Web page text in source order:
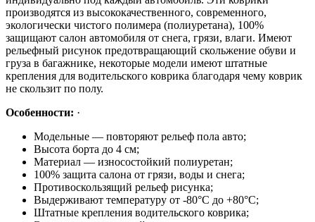
производятся из высококачественного, современного,
экологически чистого полимера (полиуретана), 100%
защищают салон автомобиля от снега, грязи, влаги. Имеют
рельефный рисунок предотвращающий скольжение обуви и
груза в багажнике, некоторые модели имеют штатные
крепления для водительского коврика благодаря чему коврик
не скользит по полу.
Особенности: ·
Модельные — повторяют рельеф пола авто;
Высота борта до 4 см;
Материал — износостойкий полиуретан;
100% защита салона от грязи, воды и снега;
Противоскользящий рельеф рисунка;
Выдерживают температуру от -80°С до +80°С;
Штатные крепления водительского коврика;